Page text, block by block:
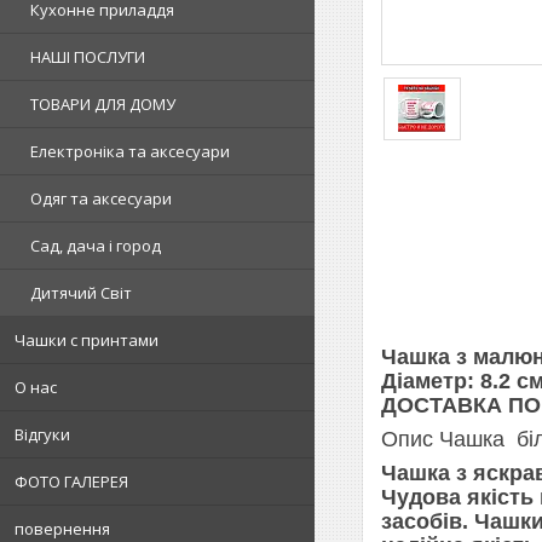
Кухонне приладдя
НАШІ ПОСЛУГИ
ТОВАРИ ДЛЯ ДОМУ
Електроніка та аксесуари
Одяг та аксесуари
Сад, дача і город
Дитячий Світ
Чашки с принтами
О нас
Відгуки
ФОТО ГАЛЕРЕЯ
повернення
Чашка з
Діаметр: 8.2
ДОСТАВКА
Опис Чашка
Чашка з
Чудова якість
засобів.